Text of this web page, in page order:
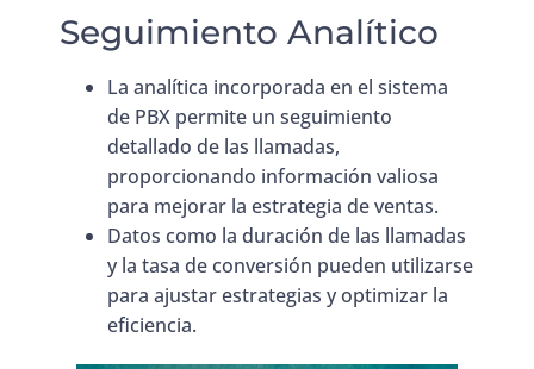
Seguimiento Analítico
La analítica incorporada en el sistema
de PBX permite un seguimiento
detallado de las llamadas,
proporcionando información valiosa
para mejorar la estrategia de ventas.
Datos como la duración de las llamadas
y la tasa de conversión pueden utilizarse
para ajustar estrategias y optimizar la
eficiencia.